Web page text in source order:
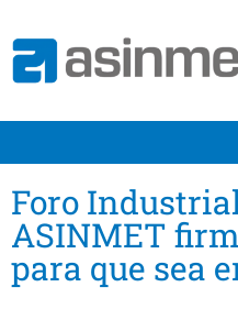
Foro
ASINMET
para que sea